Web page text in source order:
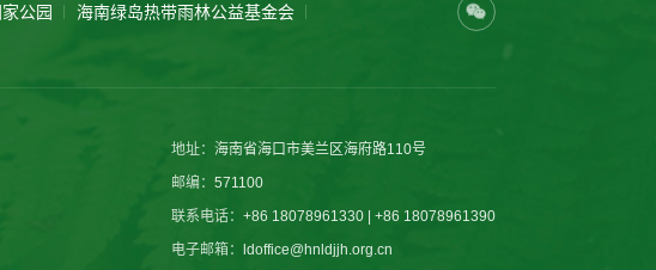
公园
海南绿岛热带雨林公益基金会
地址： 海南省海口市美兰区海府路110号
邮编： 571100
联系电话： +86 18078961330 | +86 18078961390
电子邮箱： ldoffice@hnldjjh.org.cn